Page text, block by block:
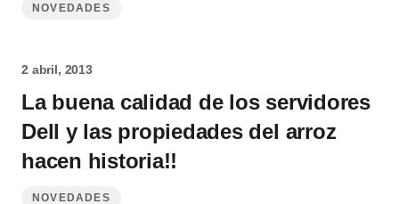
NOVEDADES
2 abril, 2013
La buena calidad de los servidores
Dell y las propiedades del arroz
hacen historia!!
NOVEDADES